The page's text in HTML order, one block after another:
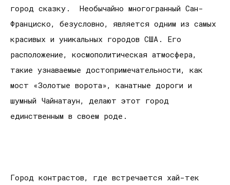
город сказку. Необычайно многогранный Сан-
Франциско, безусловно, является одним из самых
красивых и уникальных городов США. Его
расположение, космополитическая атмосфера,
такие узнаваемые достопримечательности, как
мост «Золотые ворота», канатные дороги и
шумный Чайнатаун, делают этот город
единственным в своем роде.
Город контрастов, где встречается хай-тек